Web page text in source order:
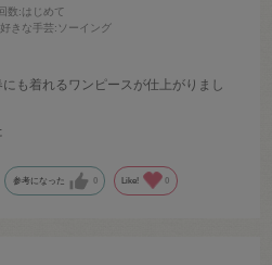
数:はじめて
好きな手芸:ソーイング
も着れるワンピースが仕上がりまし
参考になった 0 Like! 0